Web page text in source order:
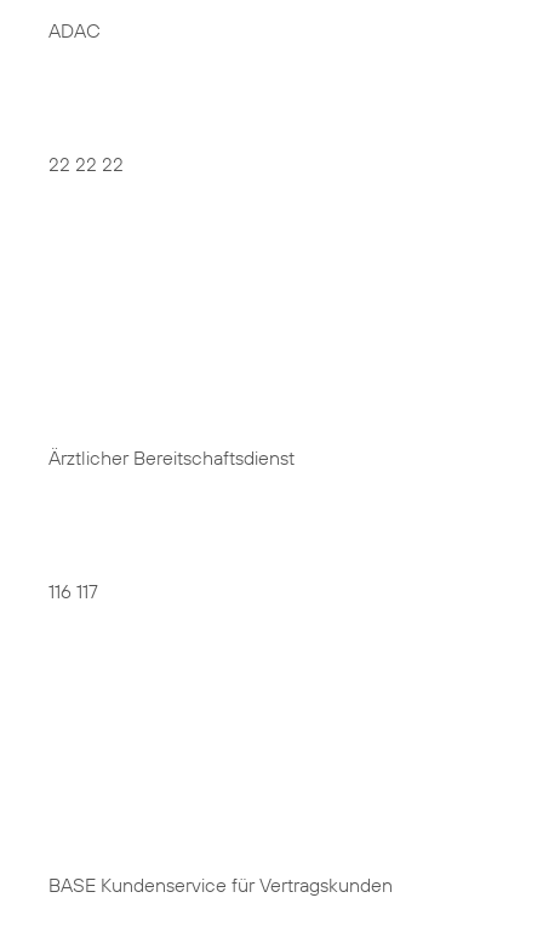
ADAC
22 22 22
Ärztlicher Bereitschaftsdienst
116 117
BASE Kundenservice für Vertragskunden